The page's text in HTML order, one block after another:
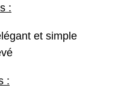
:
et simple
: